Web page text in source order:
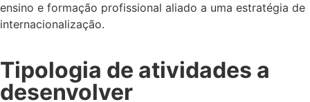
ensino e formação profissional aliado a uma estratégia de
internacionalização.
Tipologia de atividades a
desenvolver